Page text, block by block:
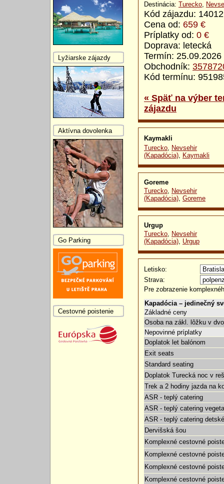
Destinácia: Turecko,
Kód zájazdu:
Cena od: 659 €
Príplatky od: 0 €
Doprava: letecká
Termín:
Obchodník:
Kód termínu:
« Späť na výber
zájazdu
Kaymakli
Turecko, Nevsehir
(Kapadócia), Kaymakli
Goreme
Turecko, Nevsehir
(Kapadócia), Goreme
Urgup
Turecko, Nevsehir
(Kapadócia), Urgup
Letisko:
Strava:
Pre zobrazenie
Kapadócia – jedinečný
Základné ceny
Osoba na zákl. lôžku v
Nepovinné príplatky
Doplatok let balónom
Exit seats
Standard seating
Doplatok Turecká noc v
Trek a 2 hodiny jazda na
ASR - teplý catering
ASR - teplý catering
ASR - teplý catering
Dervišská šou
Komplexné cestovné
Komplexné cestovné
Komplexné cestovné
Komplexné cestovné
Lyžiarske zájazdy
Aktívna dovolenka
Go Parking
Cestovné poistenie